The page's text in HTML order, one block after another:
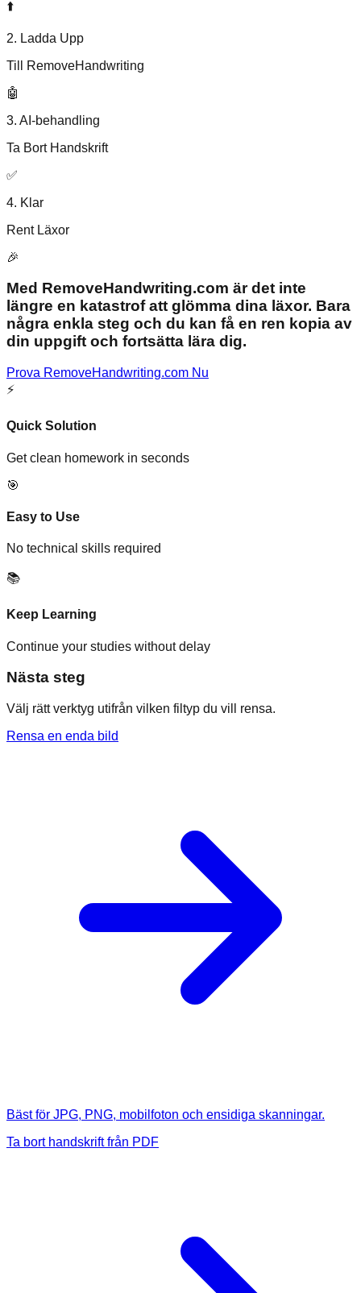
⬆️
2. Ladda Upp
Till RemoveHandwriting
🤖
3. AI-behandling
Ta Bort Handskrift
✅
4. Klar
Rent Läxor
🎉
Med RemoveHandwriting.com är det inte
längre en katastrof att glömma dina läxor. Bara
några enkla steg och du kan få en ren kopia av
din uppgift och fortsätta lära dig.
Prova RemoveHandwriting.com Nu
⚡
Quick Solution
Get clean homework in seconds
🎯
Easy to Use
No technical skills required
📚
Keep Learning
Continue your studies without delay
Nästa steg
Välj rätt verktyg utifrån vilken filtyp du vill rensa.
Rensa en enda bild
Bäst för JPG, PNG, mobilfoton och ensidiga skanningar.
Ta bort handskrift från PDF